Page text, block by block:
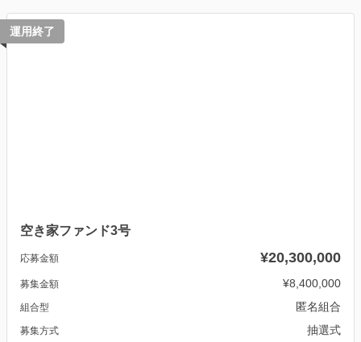
運用終了
空き家ファンド3号
応募金額 ¥20,300,000
募集金額 ¥8,400,000
組合型 匿名組合
募集方式 抽選式